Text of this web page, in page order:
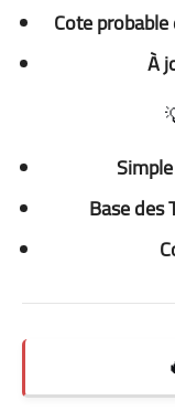
Cote
À
Base des